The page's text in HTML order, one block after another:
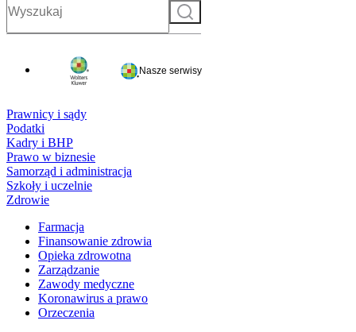
Szukaj
Nasze serwisy
Prawnicy i sądy
Podatki
Kadry i BHP
Prawo w biznesie
Samorząd i administracja
Szkoły i uczelnie
Zdrowie
Farmacja
Finansowanie zdrowia
Opieka zdrowotna
Zarządzanie
Zawody medyczne
Koronawirus a prawo
Orzeczenia